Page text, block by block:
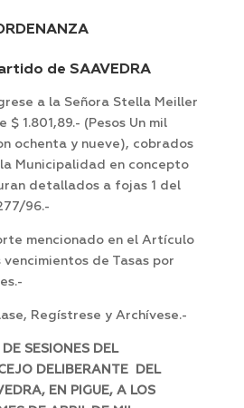
de SAAVEDRA
a la Señora Stella Meiller
$ 1.801,89.- (Pesos Un mil
ochenta y nueve), cobrados
Municipalidad en concepto
detallados a fojas 1 del
96.-
mencionado en el Artículo
de Tasas por
Regístrese y Archívese.-
SESIONES DEL
DELIBERANTE DEL
EN PIGUE, A LOS